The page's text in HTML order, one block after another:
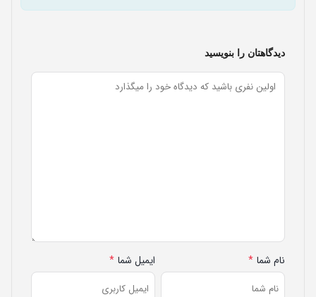
دیدگاهتان را بنویسید
نام شما * ایمیل شما *